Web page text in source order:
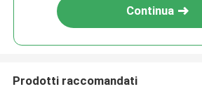
Continua
Prodotti raccomandati